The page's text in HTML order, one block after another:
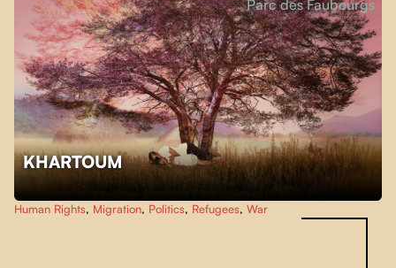
KHARTOUM
Parc des Faubourgs
Human Rights, Migration, Politics, Refugees, War
Skip back to main navigation